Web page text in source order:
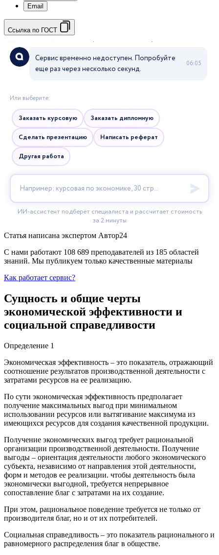
Email
Ссылка по ГОСТ
Статья написана экспертом Автор24
С нами работают 108 689 преподавателей из 185 областей
знаний. Мы публикуем только качественные материалы
Как работает сервис?
Сущность и общие черты
экономической эффективности и
социальной справедливости
Определение 1
Экономическая эффективность – это показатель, отражающий
соотношение результатов производственной деятельности с
затратами ресурсов на ее реализацию.
По сути экономическая эффективность предполагает
получение максимальных выгод при минимальном
использовании ресурсов или вытягивание максимума из
имеющихся ресурсов для создания качественной продукции.
Получение экономических выгод требует рациональной
организации производственной деятельности. Получение
выгоды – ориентация деятельности любого экономического
субъекта, независимо от направления этой деятельности,
форм и методов ее реализации. чтобы деятельность была
экономически выгодной, требуется непрерывное
сопоставление благ с затратами на их создание.
При этом, рациональное поведение требуется не только от
производителя благ, но и от их потребителей.
Социальная справедливость – это показатель рационального и
равномерного распределения благ в обществе.